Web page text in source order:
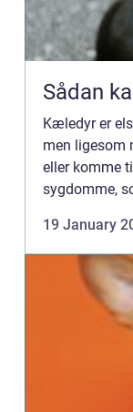
Sådan
Kæledyr er
men ligesom
eller komme
sygdomme,
parasitter,
19 January